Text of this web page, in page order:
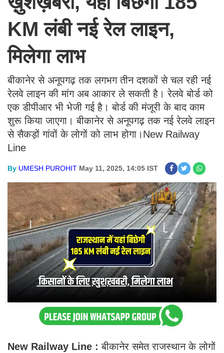
KM लंबी नई रेल लाइन,
मिलेगा लाभ
बीकानेर से अनूपगढ़ तक लगभग तीन दशकों से चल रही नई
रेलवे लाइन की मांग अब आकार ले सकती है। रेलवे बोर्ड को
एक डीपीआर भी भेजी गई है। बोर्ड की मंजूरी के बाद काम
शुरू किया जाएगा। बीकानेर से अनूपगढ़ तक नई रेलवे लाइन
से सैकड़ों गांवों के लोगों को लाभ होगा।New Railway
Line
By UMESH PUROHIT May 11, 2025, 14:05 IST
New Railway Line : बीकानेर समेत राजस्थान के लोगों